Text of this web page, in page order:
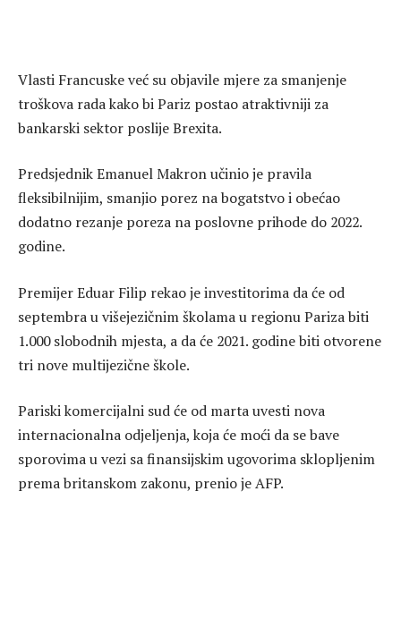
Vlasti Francuske već su objavile mjere za smanjenje
troškova rada kako bi Pariz postao atraktivniji za
bankarski sektor poslije Brexita.
Predsjednik Emanuel Makron učinio je pravila
fleksibilnijim, smanjio porez na bogatstvo i obećao
dodatno rezanje poreza na poslovne prihode do 2022.
godine.
Premijer Eduar Filip rekao je investitorima da će od
septembra u višejezičnim školama u regionu Pariza biti
1.000 slobodnih mjesta, a da će 2021. godine biti otvorene
tri nove multijezične škole.
Pariski komercijalni sud će od marta uvesti nova
internacionalna odjeljenja, koja će moći da se bave
sporovima u vezi sa finansijskim ugovorima sklopljenim
prema britanskom zakonu, prenio je AFP.